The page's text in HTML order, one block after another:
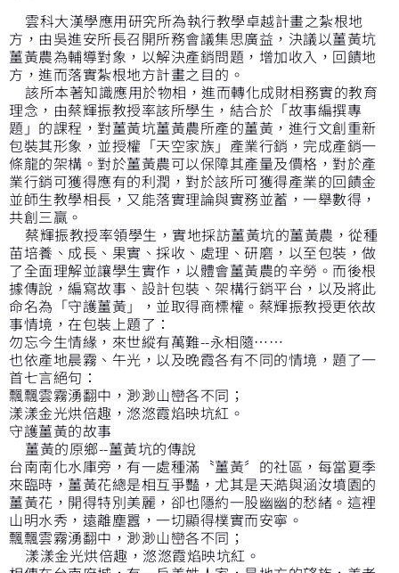
雲科大漢學應用研究所為執行教學卓越計畫之紮根地
方，由吳進安所長召開所務會議集思廣益，決議以薑黃坑
薑黃農為輔導對象，以解決產銷問題，增加收入，回饋地
方，進而落實紮根地方計畫之目的。
該所本著知識應用於物相，進而轉化成財相務實的教育
理念，由蔡輝振教授率該所學生，結合於「故事編撰專
題」的課程，對薑黃坑薑黃農所產的薑黃，進行文創重新
包裝其形象，並授權「天空家族」產業行銷，完成產銷一
條龍的架構。對於薑黃農可以保障其產量及價格，對於產
業行銷可獲得應有的利潤，對於該所可獲得產業的回饋金
並師生教學相長，又能落實理論與實務並蓄，一舉數得，
共創三贏。
蔡輝振教授率領學生，實地採訪薑黃坑的薑黃農，從種
苗培養、成長、果實、採收、處理、研磨，以至包裝，做
了全面理解並讓學生實作，以體會薑黃農的辛勞。而後根
據傳說，編寫故事、設計包裝、架構行銷平台，以及將此
命名為「守護薑黃」，並取得商標權。蔡輝振教授更依故
事情境，在包裝上題了：
勿忘今生情緣，來世縱有萬難--永相隨……
也依產地晨霧、午光，以及晚霞各有不同的情境，題了一
首七言絕句：
飄飄雲霧湧翻中，渺渺山巒各不同；
漾漾金光烘倍趣，滺滺霞焰映坑紅。
守護薑黃的故事
薑黃的原鄉--薑黃坑的傳說
台南南化水庫旁，有一處種滿〝薑黃〞的社區，每當夏季
來臨時，薑黃花總是相互爭豔，尤其是天澔與涵汝墳園的
薑黃花，開得特別美麗，卻也隱約一股幽幽的愁緒。這裡
山明水秀，遠離塵囂，一切顯得樸實而安寧。
飄飄雲霧湧翻中，渺渺山巒各不同；
漾漾金光烘倍趣，滺滺霞焰映坑紅。